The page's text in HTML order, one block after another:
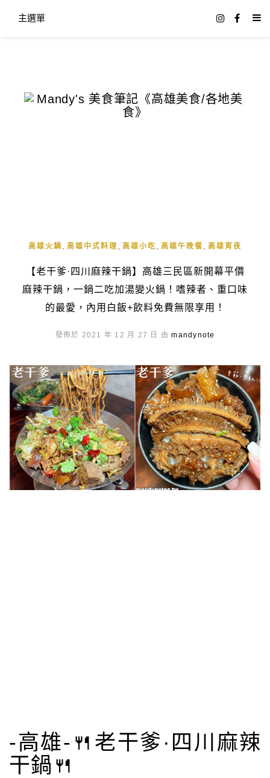
主選單
高雄火鍋 高雄中式料理 高雄小吃 高雄午晚餐 高雄宵夜
【老干爹·四川麻辣干鍋】高雄三民區新開幕平價
麻辣干鍋，一鍋二吃加湯變火鍋！嗜辣者、重口味
的最愛，內用白飯+飲料免費無限享用！
發佈於 2021 年 12 月 27 日 由mandynote
-高雄-🍴老干爹·四川麻辣
干鍋🍴